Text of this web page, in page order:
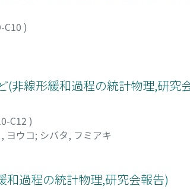
C10 )
(非線形緩和過程の統計物理,研究
C12 )
ヨウコ; シバタ, フミアキ
和過程の統計物理,研究会報告)